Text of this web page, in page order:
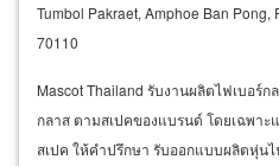
Tumbol Pakraet, Amphoe Ban Pong,
70110
Mascot Thailand รับงานผลิตไฟเบอร์
กลาส ตามสเปคของแบรนด์ โดยเฉพาะ
สเปค ให้คำปรึกษา รับออกแบบผลิตหุ่น